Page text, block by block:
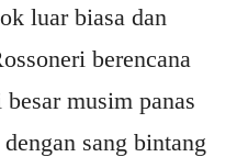
luar biasa dan
berencana
musim panas
sang bintang